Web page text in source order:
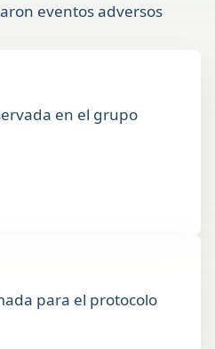
eventos adversos
en el grupo
para el protocolo